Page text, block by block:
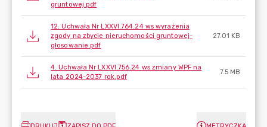
gruntowej.pdf
12. Uchwała Nr LXXVI.764.24 ws wyrażenia
zgody na zbycie nieruchomości gruntowej-
głosowanie.pdf
27.01 KB
4. Uchwała Nr LXXVI.756.24 ws zmiany WPF na
lata 2024-2037 rok.pdf
7.5 MB